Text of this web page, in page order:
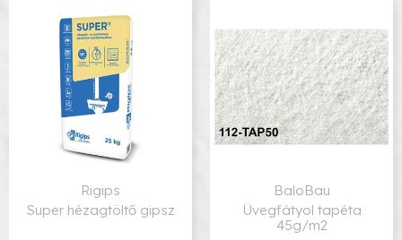
Rigips
Super hézagtöltő gipsz
BaloBau
Üvegfátyol tapéta
45g/m2